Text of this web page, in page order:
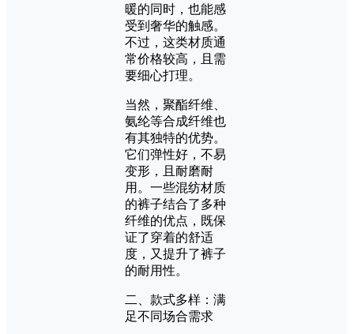
暖的同时，也能感
受到奢华的触感。
不过，这类材质通
常价格较高，且需
要细心打理。
当然，聚酯纤维、
氨纶等合成纤维也
有其独特的优势。
它们弹性好，不易
变形，且耐磨耐
用。一些混纺材质
的裤子结合了多种
纤维的优点，既保
证了穿着的舒适
度，又提升了裤子
的耐用性。
二、款式多样：满
足不同场合需求